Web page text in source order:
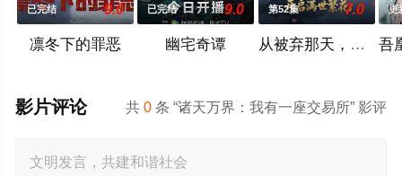
已完结 9.0
凛冬下的罪恶
已完结 9.0
幽宅奇谭
第52集 7.0
从被弃那天，开启满世繁花
更
共0 条 “诸天万界：我有一座交易所” 影评
影片评论